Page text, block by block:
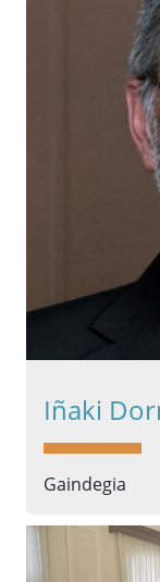
Iñaki
Gaindegia